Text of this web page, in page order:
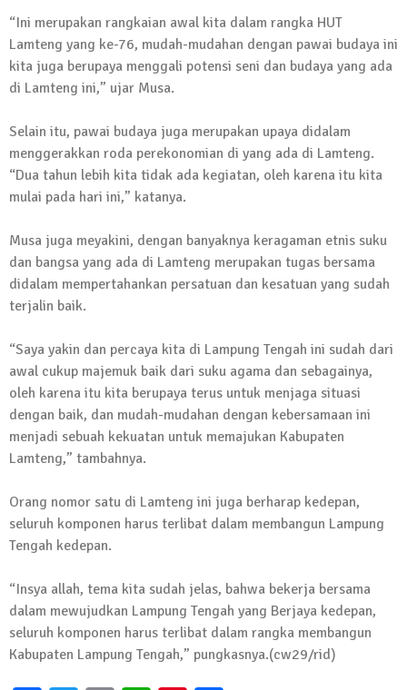
Penjaringan Balonkada di DPC PDI P
Lamtim
1 Mei 2024 | 12:10
News Flash
Laporkan Kasus Pengeroyokan yang
Dialaminya ke Propam Polda Lampung
19 Maret 2024 | 16:01
News Flash
Anggota MPR-RI I Komang Koheri
Kembali Laksanakan Sosialisasi 4 Pilar
Kebangsaan, Kali Ini Digelar di Tubaba
2 Februari 2024 | 11:48
“Ini merupakan rangkaian awal kita dalam rangka HUT
Lamteng yang ke-76, mudah-mudahan dengan pawai budaya ini
kita juga berupaya menggali potensi seni dan budaya yang ada
di Lamteng ini,” ujar Musa.
Selain itu, pawai budaya juga merupakan upaya didalam
menggerakkan roda perekonomian di yang ada di Lamteng.
“Dua tahun lebih kita tidak ada kegiatan, oleh karena itu kita
mulai pada hari ini,” katanya.
Musa juga meyakini, dengan banyaknya keragaman etnis suku
dan bangsa yang ada di Lamteng merupakan tugas bersama
didalam mempertahankan persatuan dan kesatuan yang sudah
terjalin baik.
“Saya yakin dan percaya kita di Lampung Tengah ini sudah dari
awal cukup majemuk baik dari suku agama dan sebagainya,
oleh karena itu kita berupaya terus untuk menjaga situasi
dengan baik, dan mudah-mudahan dengan kebersamaan ini
menjadi sebuah kekuatan untuk memajukan Kabupaten
Lamteng,” tambahnya.
Orang nomor satu di Lamteng ini juga berharap kedepan,
seluruh komponen harus terlibat dalam membangun Lampung
Tengah kedepan.
“Insya allah, tema kita sudah jelas, bahwa bekerja bersama
dalam mewujudkan Lampung Tengah yang Berjaya kedepan,
seluruh komponen harus terlibat dalam rangka membangun
Kabupaten Lampung Tengah,” pungkasnya.(cw29/rid)